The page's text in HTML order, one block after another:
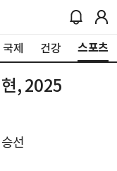
국제 건강 스포츠
, 2025
선